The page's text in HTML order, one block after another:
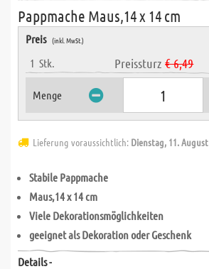
Pappmache Maus,14 x 14 cm
Preis (inkl. MwSt.)
1 Stk. Preissturz € 6,49
Menge
Lieferung voraussichtlich: Dienstag, 11. August
Stabile Pappmache
Maus,14 x 14 cm
Viele Dekorationsmöglichkeiten
geeignet als Dekoration oder Geschenk
Details -